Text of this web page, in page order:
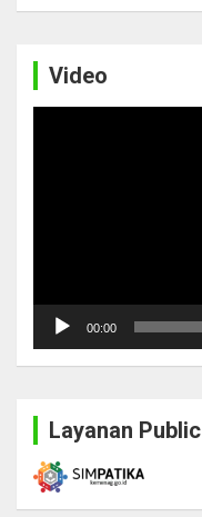
Video
00:00
Layanan Public